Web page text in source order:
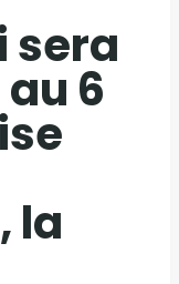
sera
6
la